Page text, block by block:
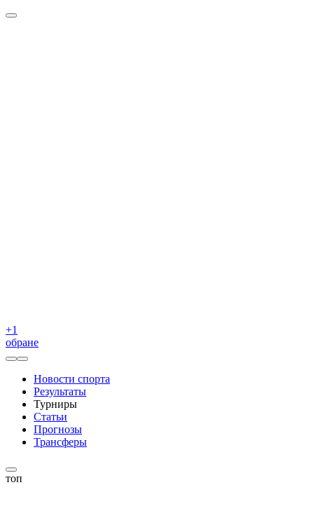
+1
обране
Новости спорта
Результаты
Турниры
Статьи
Прогнозы
Трансферы
топ